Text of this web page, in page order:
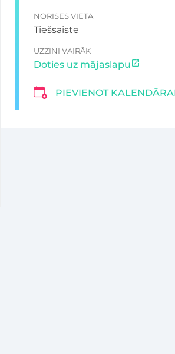
NORISES VIETA
Tiešsaiste
UZZINI VAIRĀK
Doties uz mājaslapu
PIEVIENOT